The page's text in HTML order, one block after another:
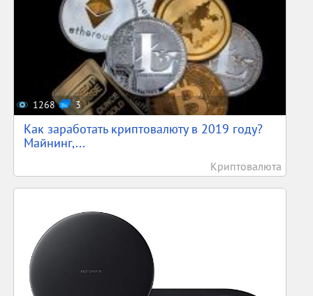
1268 3
Как заработать криптовалюту в 2019 году?
Майнинг,...
Криптовалюта